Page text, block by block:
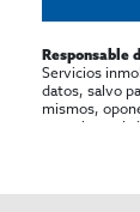
Responsable
Servicios
datos, salvo
mismos,
consultarse